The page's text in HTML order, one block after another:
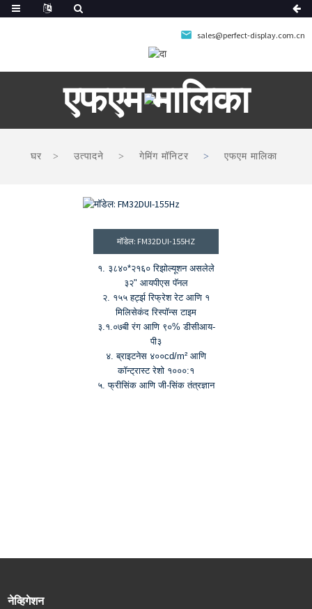
sales@perfect-display.com.cn
एफएम मालिका
घर उत्पादने गेमिंग मॉनिटर एफएम मालिका
मॉडेल: FM32DUI-155HZ
१. ३८४०*२१६० रिझोल्यूशन असलेले
३२" आयपीएस पॅनल
२. १५५ हर्ट्झ रिफ्रेश रेट आणि १
मिलिसेकंद रिस्पॉन्स टाइम
३.१.०७बी रंग आणि ९०% डीसीआय-
पी३
४. ब्राइटनेस ४००cd/m² आणि
कॉन्ट्रास्ट रेशो १०००:१
५. फ्रीसिंक आणि जी-सिंक तंत्रज्ञान
नेव्हिगेशन